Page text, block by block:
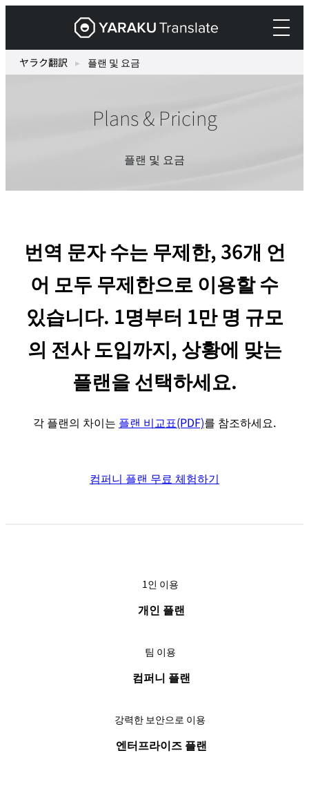
content
ヤ
ラ
ク
翻
の
動
翻
訳・
械
翻
訳
ヤラク翻訳 ▸ 플랜 및 요금
Plans & Pricing
플랜 및 요금
번역 문자 수는 무제한, 36개 언
어 모두 무제한으로 이용할 수
있습니다. 1명부터 1만 명 규모
의 전사 도입까지, 상황에 맞는
플랜을 선택하세요.
각 플랜의 차이는 플랜 비교표(PDF)를 참조하세요.
컴퍼니 플랜 무료 체험하기
1인 이용
개인 플랜
팀 이용
컴퍼니 플랜
강력한 보안으로 이용
엔터프라이즈 플랜